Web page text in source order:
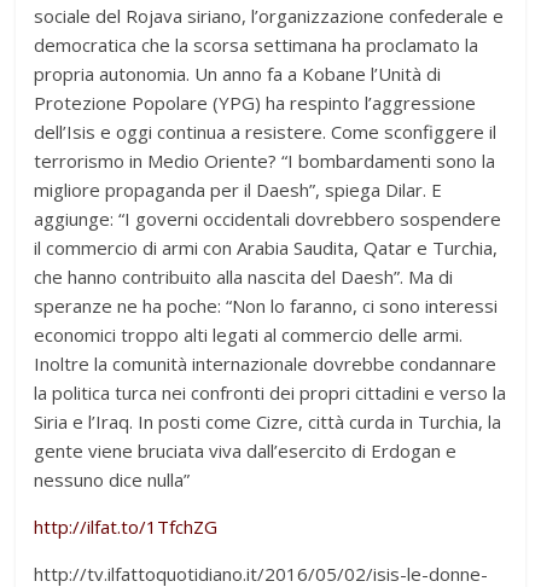
sociale del Rojava siriano, l’organizzazione confederale e
democratica che la scorsa settimana ha proclamato la
propria autonomia. Un anno fa a Kobane l’Unità di
Protezione Popolare (YPG) ha respinto l’aggressione
dell’Isis e oggi continua a resistere. Come sconfiggere il
terrorismo in Medio Oriente? “I bombardamenti sono la
migliore propaganda per il Daesh”, spiega Dilar. E
aggiunge: “I governi occidentali dovrebbero sospendere
il commercio di armi con Arabia Saudita, Qatar e Turchia,
che hanno contribuito alla nascita del Daesh”. Ma di
speranze ne ha poche: “Non lo faranno, ci sono interessi
economici troppo alti legati al commercio delle armi.
Inoltre la comunità internazionale dovrebbe condannare
la politica turca nei confronti dei propri cittadini e verso la
Siria e l’Iraq. In posti come Cizre, città curda in Turchia, la
gente viene bruciata viva dall’esercito di Erdogan e
nessuno dice nulla”
http://ilfat.to/1TfchZG
http://tv.ilfattoquotidiano.it/2016/05/02/isis-le-donne-